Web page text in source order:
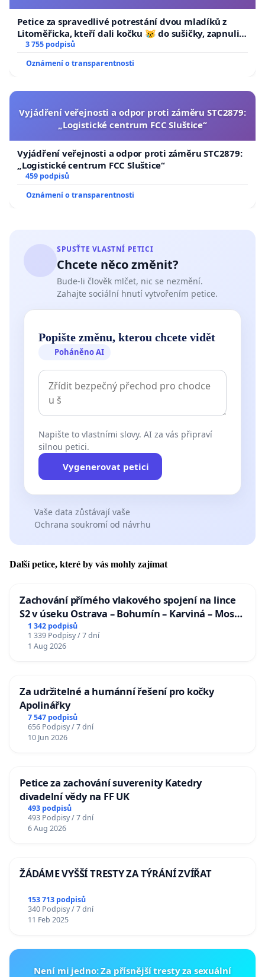
Petice za spravedlivé potrestání dvou mladíků z
Litoměřicka, kteří dali kočku 😿 do sušičky, zapnuli ji
a umírání zvířete natočili.
3 755 podpisů
Oznámení o transparentnosti
Vyjádření veřejnosti a odpor proti záměru STC2879:
„Logistické centrum FCC Sluštice“
Vyjádření veřejnosti a odpor proti záměru STC2879:
„Logistické centrum FCC Sluštice“
459 podpisů
Oznámení o transparentnosti
SPUSŤTE VLASTNÍ PETICI
Chcete něco změnit?
Bude-li člověk mlčet, nic se nezmění.
Zahajte sociální hnutí vytvořením petice.
Popište změnu, kterou chcete vidět
Poháněno AI
Napište to vlastními slovy. AI za vás připraví
silnou petici.
Vygenerovat petici
Vaše data zůstávají vaše
Ochrana soukromí od návrhu
Další petice, které by vás mohly zajímat
Zachování přímého vlakového spojení na lince
S2 v úseku Ostrava – Bohumín – Karviná – Mosty
u Jablunkova
1 342 podpisů
1 339 Podpisy / 7 dní
1 Aug 2026
Za udržitelné a humánní řešení pro kočky
Apolinářky
7 547 podpisů
656 Podpisy / 7 dní
10 Jun 2026
Petice za zachování suverenity Katedry
divadelní vědy na FF UK
493 podpisů
493 Podpisy / 7 dní
6 Aug 2026
ŽÁDÁME VYŠŠÍ TRESTY ZA TÝRÁNÍ ZVÍŘAT
153 713 podpisů
340 Podpisy / 7 dní
11 Feb 2025
Není mi jedno: Za přísnější tresty za sexuální